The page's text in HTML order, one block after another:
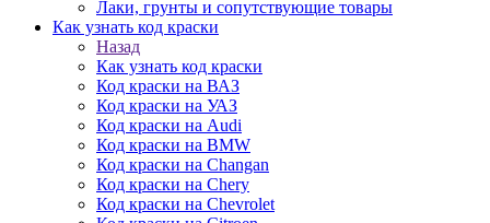
Лаки, грунты и сопутствующие товары
Как узнать код краски
Назад
Как узнать код краски
Код краски на ВАЗ
Код краски на УАЗ
Код краски на Audi
Код краски на BMW
Код краски на Changan
Код краски на Chery
Код краски на Chevrolet